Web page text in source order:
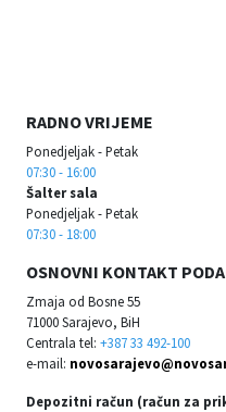
RADNO VRIJEME
Ponedjeljak - Petak
07:30 - 16:00
Šalter sala
Ponedjeljak - Petak
07:30 - 18:00
OSNOVNI KONTAKT
Zmaja od Bosne 55
71000 Sarajevo, BiH
Centrala tel: +387 33 492-100
e-mail:
Depozitni račun (račun za